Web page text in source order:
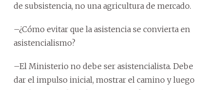
de subsistencia, no una agricultura de mercado.
–¿Cómo evitar que la asistencia se convierta en
asistencialismo?
–El Ministerio no debe ser asistencialista. Debe
dar el impulso inicial, mostrar el camino y luego